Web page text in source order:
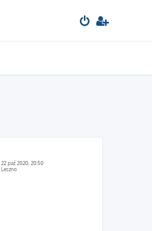
22 paź 2020, 20:50
Leszno